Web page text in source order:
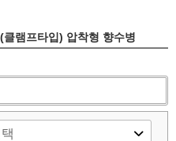
램프타입) 압착형 향수병